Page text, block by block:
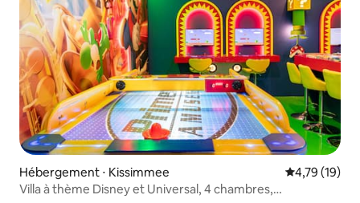
Hébergement ⋅ Kissimmee Évaluation
4,79 (19)
Villa à thème Disney et Universal, 4 chambres,